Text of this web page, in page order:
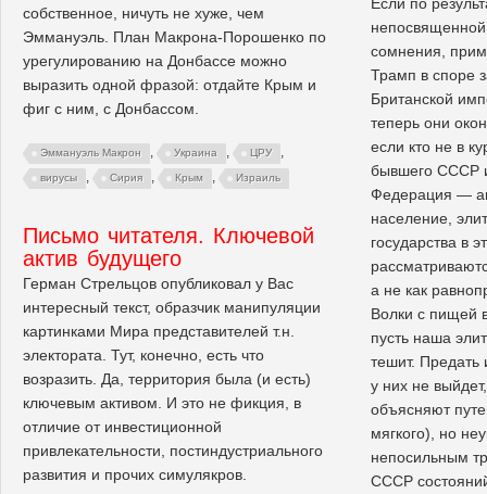
сомнения,
Трамп в споре
Британской
теперь они
если кто не в
бывшего СССР
Федерация —
население,
государства в
а не как
Волки с пищей
пусть наша
тешит. Предать
у них не
объясняют
мягкого), но
непосильным
СССР
собственное, ничуть не хуже, чем
Эммануэль. План Макрона-Порошенко по
урегулированию на Донбассе можно
выразить одной фразой: отдайте Крым и
фиг с ним, с Донбассом.
Эммануэль Макрон , Украина , ЦРУ ,
вирусы , Сирия , Крым , Израиль
Письмо читателя. Ключевой
актив будущего
Герман Стрельцов опубликовал у Вас
интересный текст, образчик манипуляции
картинками Мира представителей т.н.
электората. Тут, конечно, есть что
возразить. Да, территория была (и есть)
ключевым активом. И это не фикция, в
отличие от инвестиционной
привлекательности, постиндустриального
развития и прочих симулякров.